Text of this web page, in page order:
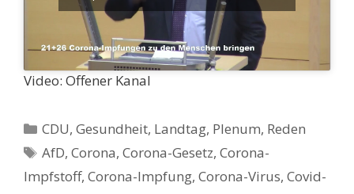
Video: Offener Kanal
Kategorien
CDU,Gesundheit, Landtag, Plenum, Reden
Schlagwörter
AfD,Corona,Corona-Gesetz,Corona-
Impfstoff, Corona-Impfung, Corona-Virus, Covid-